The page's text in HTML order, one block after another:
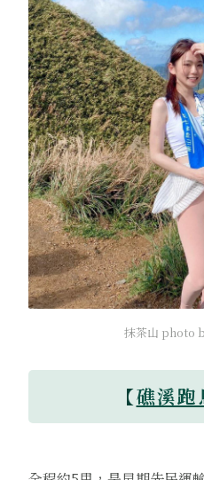
抹茶山 photo
【礁溪